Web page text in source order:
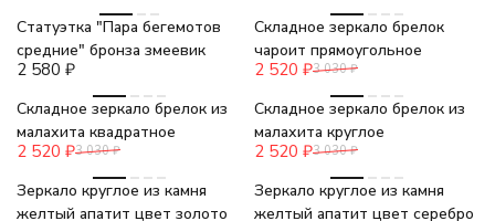
Статуэтка "Пара бегемотов
средние" бронза змеевик
2 580 ₽
Складное зеркало брелок
чароит прямоугольное
2 520 ₽3 030 ₽
-17%
Складное зеркало брелок из
малахита квадратное
2 520 ₽3 030 ₽
-17%
Складное зеркало брелок из
малахита круглое
2 520 ₽3 030 ₽
Зеркало круглое из камня
желтый апатит цвет золото
Зеркало круглое из камня
желтый апатит цвет серебро